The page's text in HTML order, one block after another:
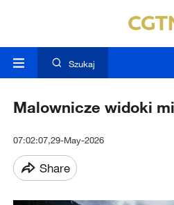
Szukaj
Malownicze widoki
07:02:07,29-May-2026
Share